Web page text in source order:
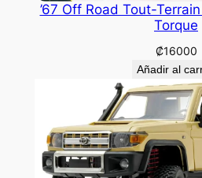
’67 Off Road Tout-
Torque
₡16000
Añadir al